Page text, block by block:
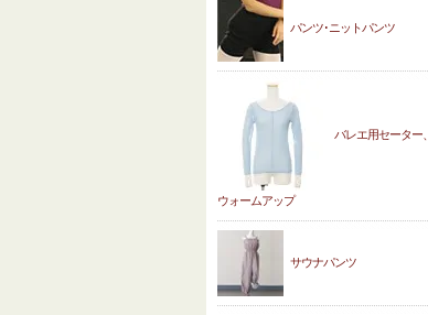
パンツ･ニットパンツ
バレエ用セーター、
ウォームアップ
サウナパンツ